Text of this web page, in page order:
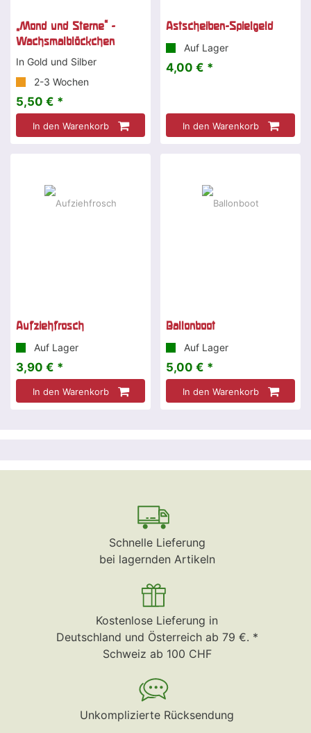
„Mond und Sterne" -
Wachsmalblöckchen
In Gold und Silber
2-3 Wochen
5,50 € *
In den Warenkorb
Astscheiben-Spielgeld
Auf Lager
4,00 € *
In den Warenkorb
Aufziehfrosch
Auf Lager
3,90 € *
In den Warenkorb
Ballonboot
Auf Lager
5,00 € *
In den Warenkorb
Schnelle Lieferung
bei lagernden Artikeln
Kostenlose Lieferung in
Deutschland und Österreich ab 79 €. *
Schweiz ab 100 CHF
Unkomplizierte Rücksendung